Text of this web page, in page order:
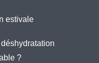
estivale
?